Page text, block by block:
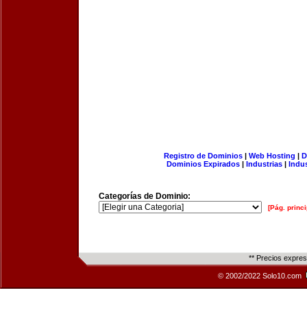
Registro de Dominios| Web Hosting |
Dominios Expirados | Industrias |
Categorías de Dominio:
[Pág.
** Precios
© 2002/2022 Solo10.com